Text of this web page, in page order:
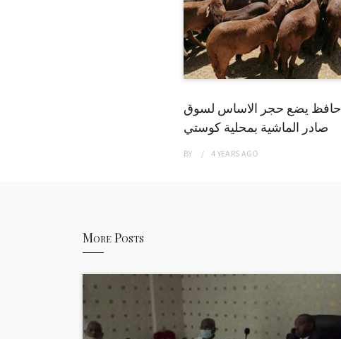
حافظ يضع حجر الاساس لسوق
صادر الماشية بمحلية كوستي
BY 4 YEARS AGO
More Posts